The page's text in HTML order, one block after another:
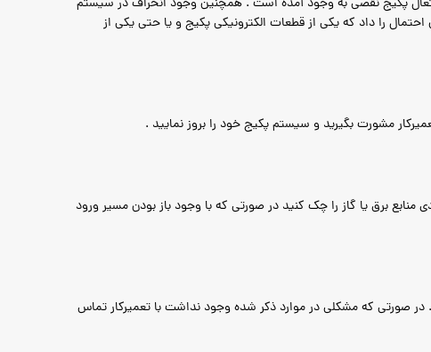
را داد که یکی از قطعات الکترونیکی پکیج و یا حتی یکی از
مشورت بگیرید و سیستم پکیج خود را بروز نمایید .
برق یا گاز را چک کنید در صورتی که با وجود باز بودن مسیر ورود
صورتی که مشکلی در موارد ذکر شده وجود نداشت با تعمیرکار تماس